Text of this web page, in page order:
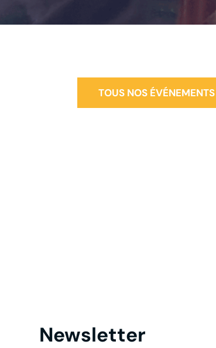
TOUS NOS ÉVÉNEMENTS
Newsletter